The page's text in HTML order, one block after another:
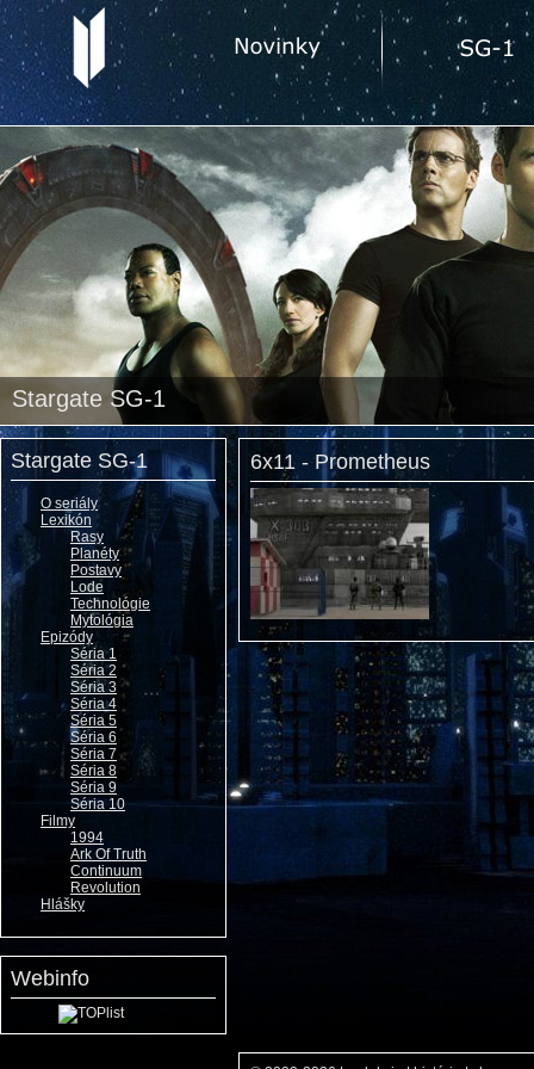
Stargate SG-1
Stargate SG-1
O seriály
Lexikón
Rasy
Planéty
Postavy
Lode
Technológie
Mytológia
Epizódy
Séria 1
Séria 2
Séria 3
Séria 4
Séria 5
Séria 6
Séria 7
Séria 8
Séria 9
Séria 10
Filmy
1994
Ark Of Truth
Continuum
Revolution
Hlášky
Webinfo
6x11 - Prometheus